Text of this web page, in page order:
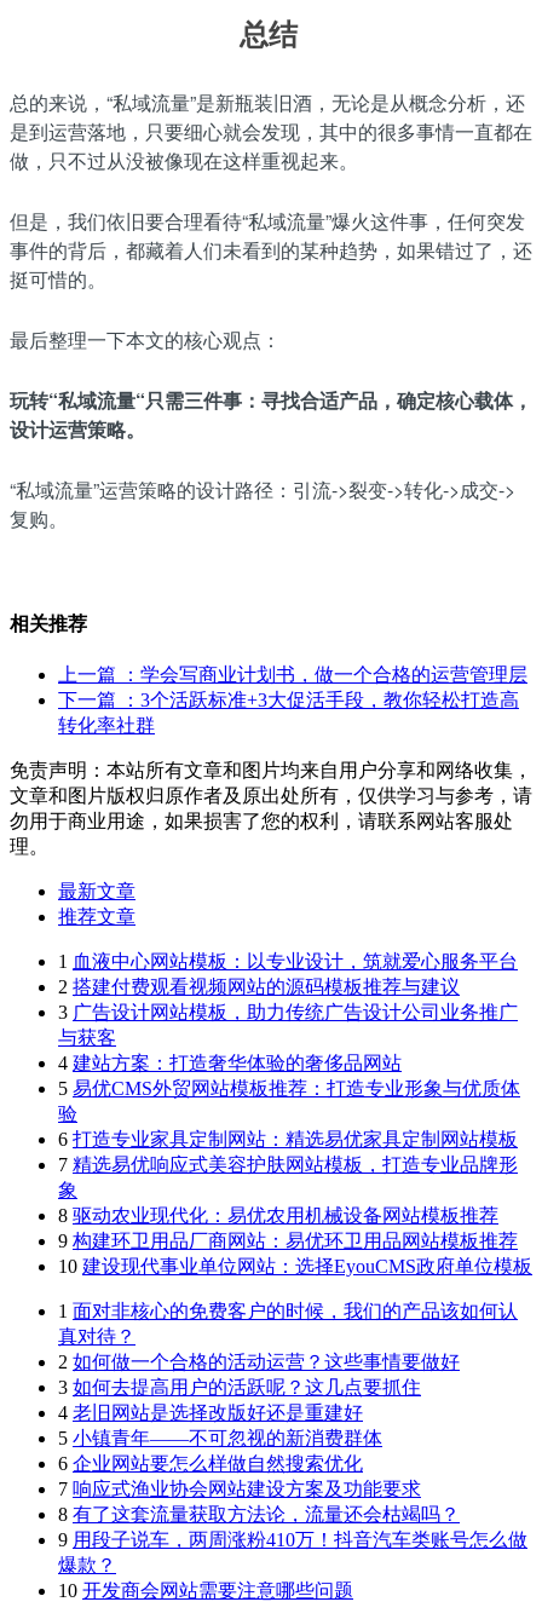
总结
总的来说，“私域流量”是新瓶装旧酒，无论是从概念分析，还
是到运营落地，只要细心就会发现，其中的很多事情一直都在
做，只不过从没被像现在这样重视起来。
但是，我们依旧要合理看待“私域流量”爆火这件事，任何突发
事件的背后，都藏着人们未看到的某种趋势，如果错过了，还
挺可惜的。
最后整理一下本文的核心观点：
玩转“私域流量“只需三件事：寻找合适产品，确定核心载体，
设计运营策略。
“私域流量”运营策略的设计路径：引流->裂变->转化->成交->
复购。
相关推荐
上一篇
：学会写商业计划书，做一个合格的运营管理层
下一篇
：3个活跃标准+3大促活手段，教你轻松打造高
转化率社群
免责声明：本站所有文章和图片均来自用户分享和网络收集，
文章和图片版权归原作者及原出处所有，仅供学习与参考，请
勿用于商业用途，如果损害了您的权利，请联系网站客服处
理。
最新文章
推荐文章
1 血液中心网站模板：以专业设计，筑就爱心服务平台
2 搭建付费观看视频网站的源码模板推荐与建议
3 广告设计网站模板，助力传统广告设计公司业务推广
与获客
4 建站方案：打造奢华体验的奢侈品网站
5 易优CMS外贸网站模板推荐：打造专业形象与优质体
验
6 打造专业家具定制网站：精选易优家具定制网站模板
7 精选易优响应式美容护肤网站模板，打造专业品牌形
象
8 驱动农业现代化：易优农用机械设备网站模板推荐
9 构建环卫用品厂商网站：易优环卫用品网站模板推荐
10 建设现代事业单位网站：选择EyouCMS政府单位模板
1 面对非核心的免费客户的时候，我们的产品该如何认
真对待？
2 如何做一个合格的活动运营？这些事情要做好
3 如何去提高用户的活跃呢？这几点要抓住
4 老旧网站是选择改版好还是重建好
5 小镇青年——不可忽视的新消费群体
6 企业网站要怎么样做自然搜索优化
7 响应式渔业协会网站建设方案及功能要求
8 有了这套流量获取方法论，流量还会枯竭吗？
9 用段子说车，两周涨粉410万！抖音汽车类账号怎么做
爆款？
10 开发商会网站需要注意哪些问题